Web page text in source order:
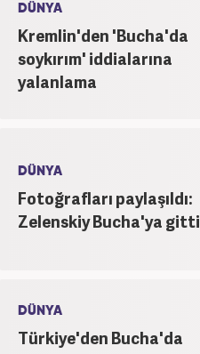
DÜNYA
Kremlin'den 'Bucha'da
soykırım' iddialarına
yalanlama
DÜNYA
Fotoğrafları paylaşıldı:
Zelenskiy Bucha'ya gitti
DÜNYA
Türkiye'den Bucha'da